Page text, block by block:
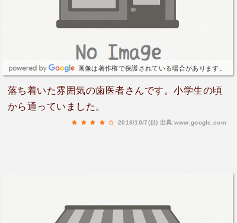
画像は著作権で保護されている場合があります。
落ち着いた雰囲気の歯医者さんです。小学生の頃
から通っていました。
2018/10/7(日) 出典:www.google.com